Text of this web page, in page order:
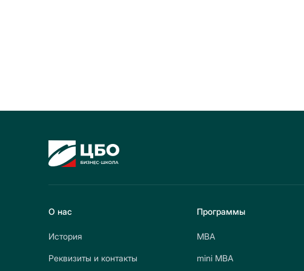
О нас
История
Реквизиты и контакты
Программы
МВА
mini МВА